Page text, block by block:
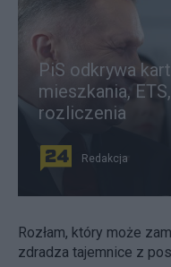
PiS odkrywa
mieszkania,
rozliczenia
Redakcja
Rozłam, który może
zdradza tajemnice z